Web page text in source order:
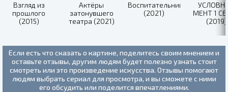
Взгляд из
прошлого
(2015)
Актёры
затонувшего
театра (2021)
Воспитательница
(2021)
МЕНТ 1
(2019)
Если есть что сказать о картине, поделитесь своим мнением и
оставьте отзывы, другим людям будет полезно узнать стоит
смотреть или это произведение искусства. Отзывы помогают
людям выбрать сериал для просмотра, и вы сможете с ними
его обсудить или поделится впечатлениями.